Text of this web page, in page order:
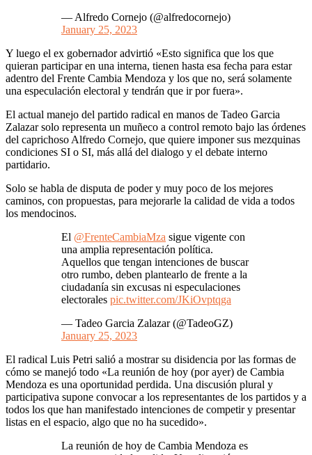
— Alfredo Cornejo (@alfredocornejo)
January 25, 2023
Y luego el ex gobernador advirtió «Esto significa que los que
quieran participar en una interna, tienen hasta esa fecha para estar
adentro del Frente Cambia Mendoza y los que no, será solamente
una especulación electoral y tendrán que ir por fuera».
El actual manejo del partido radical en manos de Tadeo Garcia
Zalazar solo representa un muñeco a control remoto bajo las órdenes
del caprichoso Alfredo Cornejo, que quiere imponer sus mezquinas
condiciones SI o SI, más allá del dialogo y el debate interno
partidario.
Solo se habla de disputa de poder y muy poco de los mejores
caminos, con propuestas, para mejorarle la calidad de vida a todos
los mendocinos.
El @FrenteCambiaMza sigue vigente con
una amplia representación política.
Aquellos que tengan intenciones de buscar
otro rumbo, deben plantearlo de frente a la
ciudadanía sin excusas ni especulaciones
electorales pic.twitter.com/JKiOvptqga
— Tadeo Garcia Zalazar (@TadeoGZ)
January 25, 2023
El radical Luis Petri salió a mostrar su disidencia por las formas de
cómo se manejó todo «La reunión de hoy (por ayer) de Cambia
Mendoza es una oportunidad perdida. Una discusión plural y
participativa supone convocar a los representantes de los partidos y a
todos los que han manifestado intenciones de competir y presentar
listas en el espacio, algo que no ha sucedido».
La reunión de hoy de Cambia Mendoza es